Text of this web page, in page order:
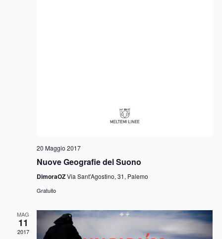
20 Maggio 2017
Nuove Geografie del Suono
DimoraOZVia Sant'Agostino, 31, Palemo
Gratuito
MAG
11
2017